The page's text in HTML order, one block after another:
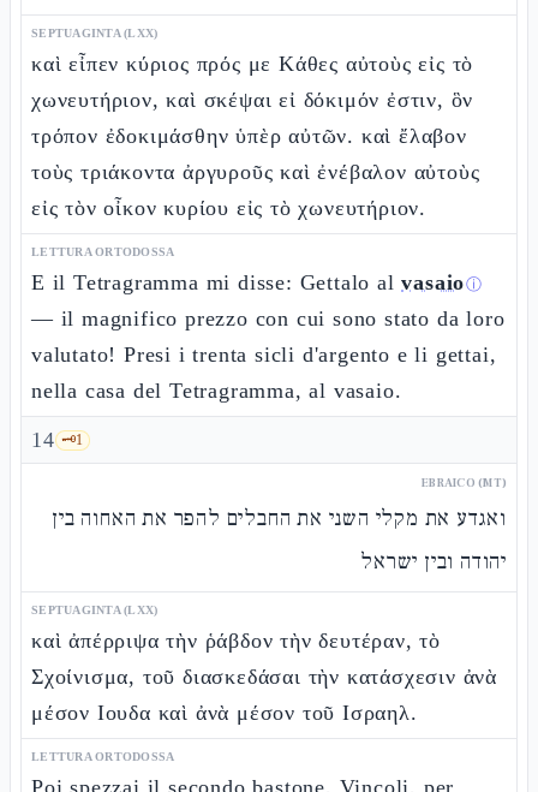
SEPTUAGINTA (LXX)
καὶ εἶπεν κύριος πρός με Κάθες αὐτοὺς εἰς τὸ
χωνευτήριον, καὶ σκέψαι εἰ δόκιμόν ἐστιν, ὃν
τρόπον ἐδοκιμάσθην ὑπὲρ αὐτῶν. καὶ ἔλαβον
τοὺς τριάκοντα ἀργυροῦς καὶ ἐνέβαλον αὐτοὺς
εἰς τὸν οἶκον κυρίου εἰς τὸ χωνευτήριον.
LETTURA ORTODOSSA
E il Tetragramma mi disse: Gettalo alvasaioⓘ
— il magnifico prezzo con cui sono stato da loro
valutato! Presi i trenta sicli d'argento e li gettai,
nella casa del Tetragramma, al vasaio.
14 🗝️1
EBRAICO (MT)
ואגדע את מקלי השני את החבלים להפר את האחוה בין
יהודה ובין ישראל
SEPTUAGINTA (LXX)
καὶ ἀπέρριψα τὴν ῥάβδον τὴν δευτέραν, τὸ
Σχοίνισμα, τοῦ διασκεδάσαι τὴν κατάσχεσιν ἀνὰ
μέσον Ιουδα καὶ ἀνὰ μέσον τοῦ Ισραηλ.
LETTURA ORTODOSSA
Poi spezzai il secondo bastone, Vincoli, per